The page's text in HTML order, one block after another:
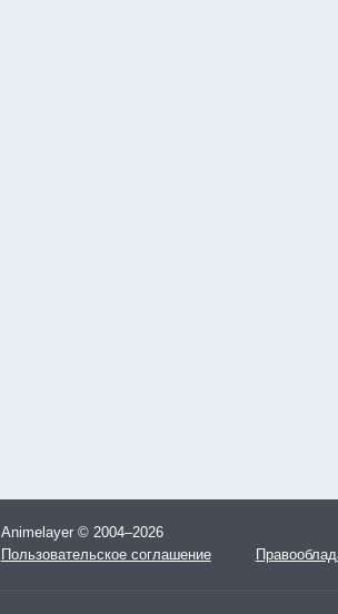
Animelayer © 2004–2026
Пользовательское соглашение